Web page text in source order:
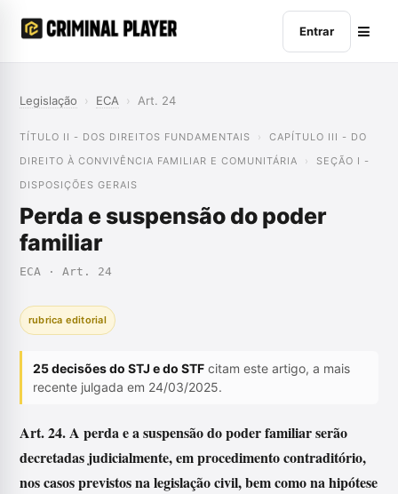
Entrar
Legislação › ECA › Art. 24
TÍTULO II - DOS DIREITOS FUNDAMENTAIS
CAPÍTULO III - DO
DIREITO À CONVIVÊNCIA FAMILIAR E COMUNITÁRIA
SEÇÃO I -
DISPOSIÇÕES GERAIS
Perda e suspensão do poder
familiar
ECA · Art. 24
rubrica editorial
25 decisões do STJ e do STF citam este artigo, a mais
recente julgada em 24/03/2025.
Art. 24. A perda e a suspensão do poder familiar serão
decretadas judicialmente, em procedimento contraditório,
nos casos previstos na legislação civil, bem como na hipótese